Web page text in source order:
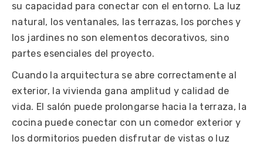
su capacidad para conectar con el entorno. La luz
natural, los ventanales, las terrazas, los porches y
los jardines no son elementos decorativos, sino
partes esenciales del proyecto.
Cuando la arquitectura se abre correctamente al
exterior, la vivienda gana amplitud y calidad de
vida. El salón puede prolongarse hacia la terraza, la
cocina puede conectar con un comedor exterior y
los dormitorios pueden disfrutar de vistas o luz